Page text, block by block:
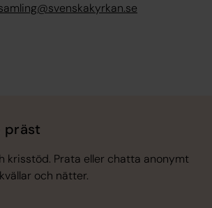
präst
krisstöd. Prata eller chatta anonymt
och nätter.